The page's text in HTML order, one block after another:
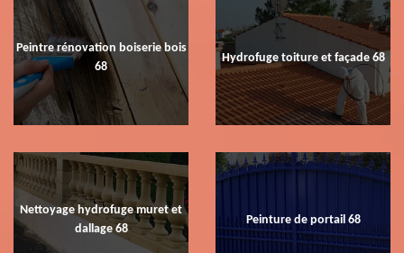
Peintre rénovation boiserie bois
68
Hydrofuge toiture et façade 68
Nettoyage hydrofuge muret et
dallage 68
Peinture de portail 68